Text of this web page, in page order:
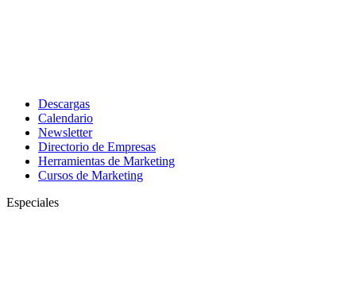
Descargas
Calendario
Newsletter
Directorio de Empresas
Herramientas de Marketing
Cursos de Marketing
Especiales